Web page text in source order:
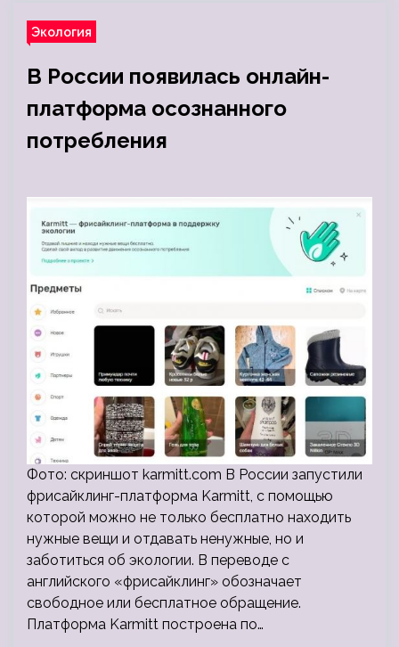
Экология
В России появилась онлайн-
платформа осознанного
потребления
Фото: скриншот karmitt.com В России запустили
фрисайклинг-платформа Karmitt, с помощью
которой можно не только бесплатно находить
нужные вещи и отдавать ненужные, но и
заботиться об экологии. В переводе с
английского «фрисайклинг» обозначает
свободное или бесплатное обращение.
Платформа Karmitt построена по…